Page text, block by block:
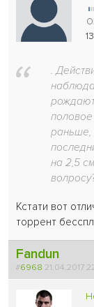
.
раньше,
на 2,5
Кстати вот
торрент
Fandun
#6968 21.04.2017